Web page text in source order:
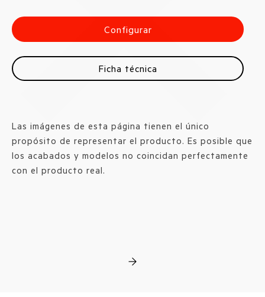
Configurar
Ficha técnica
Las imágenes de esta página tienen el único
propósito de representar el producto. Es posible que
los acabados y modelos no coincidan perfectamente
con el producto real.